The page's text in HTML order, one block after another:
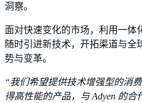
洞察。
面对快速变化的市场，利用一体
随时引进新技术，开拓渠道与全
势与变革。
“我们希望提供技术增强型的消
得高性能的产品，与 Adyen 的